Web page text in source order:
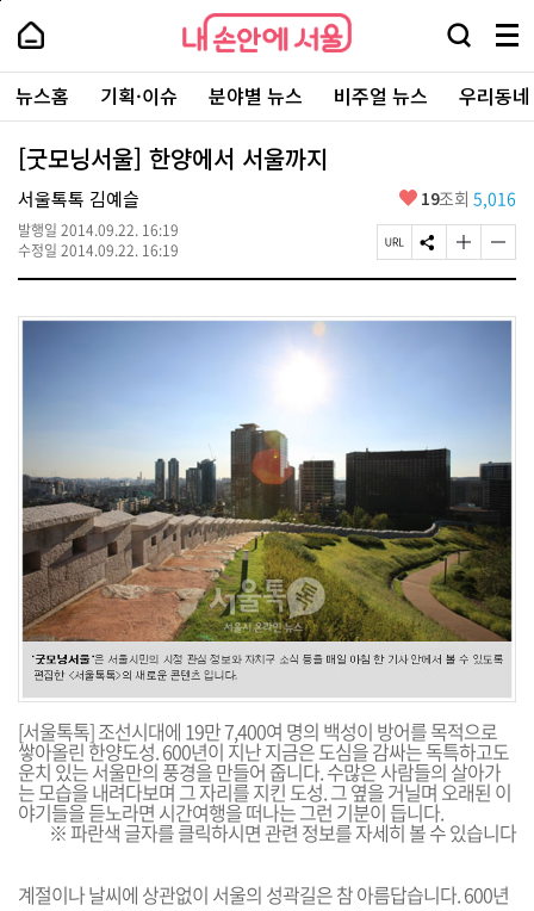
본
로
가
내
손
안
에
서
울
-
서
울
시
대
표
소
포
내
손
에
울
검
창
열
기
메
뉴
전
체
보
주
요
서
뉴스홈 기획·이슈 분야별 뉴스 비주얼 뉴스 우리동
[굿모닝서울] 한양에서 서울까지
서울톡톡 김예슬
발행일 2014.09.22. 16:19
수정일 2014.09.22. 16:19
좋
요
19조회 5,016
페
이
U
S
N
공
글
자
기
글
자
기
[서울톡톡] 조선시대에 19만 7,400여 명의 백성이 방어를 목적으로
쌓아올린 한양도성. 600년이 지난 지금은 도심을 감싸는 독특하고도
운치 있는 서울만의 풍경을 만들어 줍니다. 수많은 사람들의 살아가
는 모습을 내려다보며 그 자리를 지킨 도성. 그 옆을 거닐며 오래된 이
야기들을 듣노라면 시간여행을 떠나는 그런 기분이 듭니다.
※ 파란색 글자를 클릭하시면 관련 정보를 자세히 볼 수 있습니다
계절이나 날씨에 상관없이 서울의 성곽길은 참 아름답습니다. 600년
페
상
단
로